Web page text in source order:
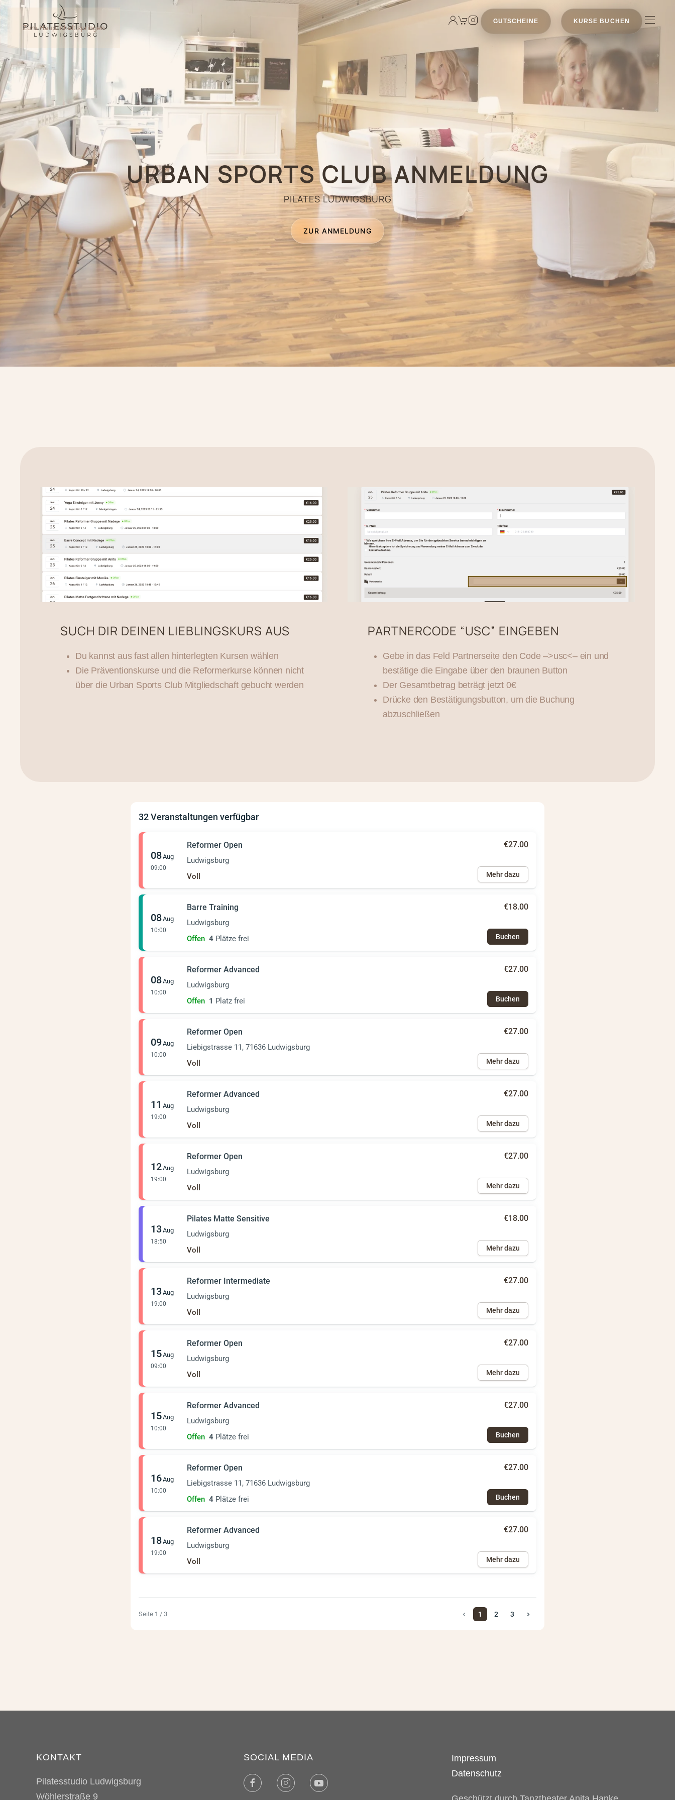
Zum Hauptinhalt springen
GUTSCHEINE KURSE BUCHEN
URBAN SPORTS CLUB ANMELDUNG
PILATES LUDWIGSBURG
ZUR ANMELDUNG
SUCH DIR DEINEN LIEBLINGSKURS AUS
Du kannst aus fast allen hinterlegten Kursen wählen
Die Präventionskurse und die Reformerkurse können nicht
über die Urban Sports Club Mitgliedschaft gebucht werden
PARTNERCODE “USC” EINGEBEN
Gebe in das Feld Partnerseite den Code –>usc<– ein und
bestätige die Eingabe über den braunen Button
Der Gesamtbetrag beträgt jetzt 0€
Drücke den Bestätigungsbutton, um die Buchung
abzuschließen
32 Veranstaltungen verfügbar
08Aug
09:00
Reformer Open
Ludwigsburg
Voll
€27.00
Mehr dazu
08Aug
10:00
Barre Training
Ludwigsburg
Offen 4 Plätze frei
€18.00
Buchen
08Aug
10:00
Reformer Advanced
Ludwigsburg
Offen 1 Platz frei
€27.00
Buchen
09Aug
10:00
Reformer Open
Liebigstrasse 11, 71636 Ludwigsburg
Voll
€27.00
Mehr dazu
11 Aug
19:00
Reformer Advanced
Ludwigsburg
Voll
€27.00
Mehr dazu
12Aug
19:00
Reformer Open
Ludwigsburg
Voll
€27.00
Mehr dazu
13Aug
18:50
Pilates Matte Sensitive
Ludwigsburg
Voll
€18.00
Mehr dazu
13Aug
19:00
Reformer Intermediate
Ludwigsburg
Voll
€27.00
Mehr dazu
15Aug
09:00
Reformer Open
Ludwigsburg
Voll
€27.00
Mehr dazu
15Aug
10:00
Reformer Advanced
Ludwigsburg
Offen 4 Plätze frei
€27.00
Buchen
16Aug
10:00
Reformer Open
Liebigstrasse 11, 71636 Ludwigsburg
Offen 4 Plätze frei
€27.00
Buchen
18Aug
19:00
Reformer Advanced
Ludwigsburg
Voll
€27.00
Mehr dazu
Seite 1 / 3 1 2 3
KONTAKT
Pilatesstudio Ludwigsburg
Wöhlerstraße 9
SOCIAL MEDIA
Impressum
Datenschutz